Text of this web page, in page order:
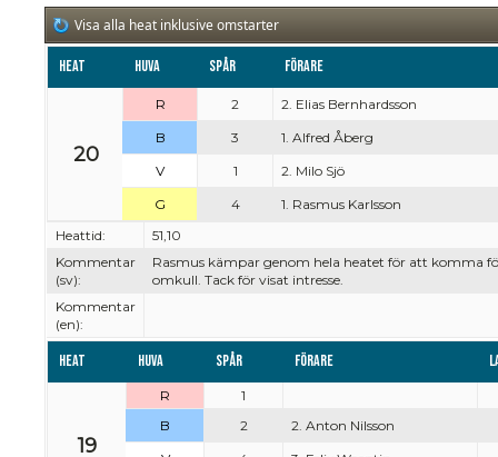
Visa alla heat inklusive omstarter
Heat Huva Spår Förare
20
R 2
2. Elias Bernhardsson
B
3
1. Alfred Åberg
V
1
2. Milo Sjö
G
4
1. Rasmus Karlsson
Heattid:
51,10
Kommentar
(sv):
Rasmus kämpar genom hela heatet för att komma
omkull. Tack för visat intresse.
Kommentar
(en):
Heat Huva Spår Förare
19
R
1
B
2
2. Anton Nilsson